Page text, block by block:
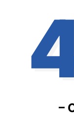
–